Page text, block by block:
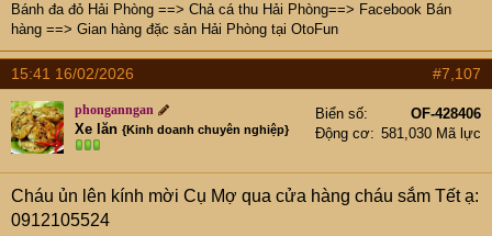
Bánh đa đỏ Hải Phòng ==> Chả cá thu Hải Phòng==> Facebook Bán
hàng ==> Gian hàng đặc sản Hải Phòng tại OtoFun
15:41 16/02/2026 #7,107
phonganngan
Xe lăn {Kinh doanh chuyên nghiệp}
Biển số
OF-428406
Động cơ
581,030 Mã lực
Cháu ủn lên kính mời Cụ Mợ qua cửa hàng cháu sắm Tết ạ:
0912105524